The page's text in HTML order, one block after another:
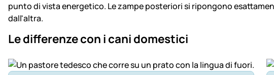
punto di vista energetico. Le zampe posteriori si ripongono
dall'altra.
Le differenze con i cani domestici